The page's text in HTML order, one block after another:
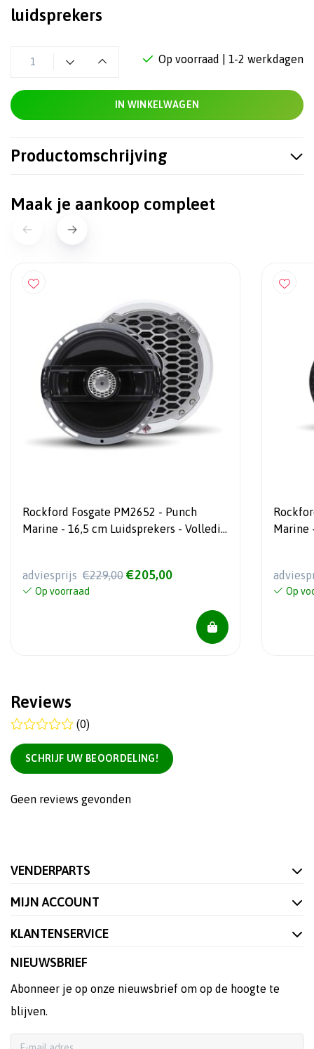
luidsprekers
Op voorraad | 1-2 werkdagen
IN WINKELWAGEN
Productomschrijving
Maak je aankoop compleet
Rockford Fosgate PM2652 - Punch
Marine - 16,5 cm Luidsprekers - Volledig
adviesprijs €229,00 €205,00
Op voorraad
Marine
Op
Reviews
(0)
SCHRIJF UW BEOORDELING!
Geen reviews gevonden
VENDERPARTS
MIJN ACCOUNT
KLANTENSERVICE
NIEUWSBRIEF
Abonneer je op onze nieuwsbrief om op de hoogte te
blijven.